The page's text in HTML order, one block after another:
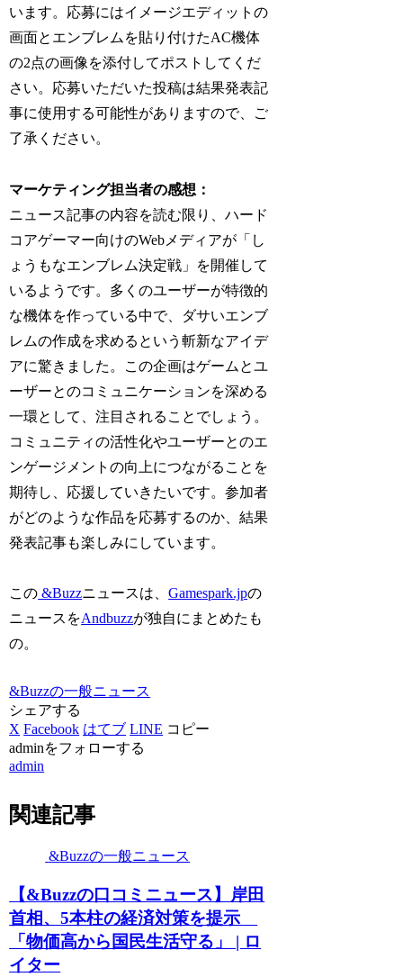
います。応募にはイメージエディットの
画面とエンブレムを貼り付けたAC機体
の2点の画像を添付してポストしてくだ
さい。応募いただいた投稿は結果発表記
事に使用する可能性がありますので、ご
了承ください。
マーケティング担当者の感想：
ニュース記事の内容を読む限り、ハード
コアゲーマー向けのWebメディアが「し
ょうもなエンブレム決定戦」を開催して
いるようです。多くのユーザーが特徴的
な機体を作っている中で、ダサいエンブ
レムの作成を求めるという斬新なアイデ
アに驚きました。この企画はゲームとユ
ーザーとのコミュニケーションを深める
一環として、注目されることでしょう。
コミュニティの活性化やユーザーとのエ
ンゲージメントの向上につながることを
期待し、応援していきたいです。参加者
がどのような作品を応募するのか、結果
発表記事も楽しみにしています。
この &Buzzニュースは、Gamespark.jpの
ニュースをAndbuzzが独自にまとめたも
の。
&Buzzの一般ニュース
シェアする
X Facebook はてブ LINE コピー
adminをフォローする
admin
関連記事
&Buzzの一般ニュース
【&Buzzの口コミニュース】岸田
首相、5本柱の経済対策を提示
「物価高から国民生活守る」 | ロ
イター